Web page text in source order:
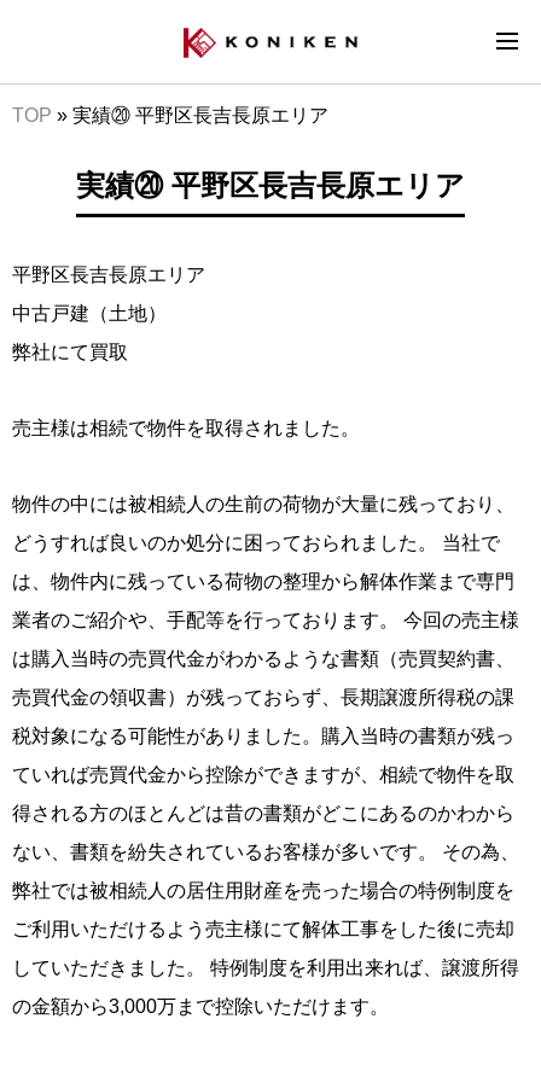
TOP » 実績⑳ 平野区長吉長原エリア
実績⑳ 平野区長吉長原エリア
平野区長吉長原エリア
中古戸建（土地）
弊社にて買取
売主様は相続で物件を取得されました。
物件の中には被相続人の生前の荷物が大量に残っており、
どうすれば良いのか処分に困っておられました。 当社で
は、物件内に残っている荷物の整理から解体作業まで専門
業者のご紹介や、手配等を行っております。 今回の売主様
は購入当時の売買代金がわかるような書類（売買契約書、
売買代金の領収書）が残っておらず、長期譲渡所得税の課
税対象になる可能性がありました。購入当時の書類が残っ
ていれば売買代金から控除ができますが、相続で物件を取
得される方のほとんどは昔の書類がどこにあるのかわから
ない、書類を紛失されているお客様が多いです。 その為、
弊社では被相続人の居住用財産を売った場合の特例制度を
ご利用いただけるよう売主様にて解体工事をした後に売却
していただきました。 特例制度を利用出来れば、譲渡所得
の金額から3,000万まで控除いただけます。